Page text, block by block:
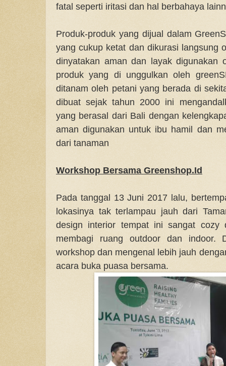
fatal seperti iritasi dan hal berbahaya
Produk-produk yang dijual dalam
yang cukup ketat dan dikurasi langsung
dinyatakan aman dan layak digunakan
produk yang di unggulkan oleh
ditanam oleh petani yang berada di
dibuat sejak tahun 2000 ini
yang berasal dari Bali dengan
aman digunakan untuk ibu hamil dan
dari tanaman
Workshop Bersama Greenshop.Id
Pada tanggal 13 Juni 2017 lalu,
lokasinya tak terlampau jauh dari
design interior tempat ini sangat cozy
membagi ruang outdoor dan indoor.
workshop dan mengenal lebih jauh
acara buka puasa bersama.